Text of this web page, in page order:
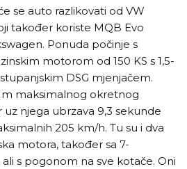
se auto razlikovati od VW
također koriste MQB Evo
Ponuda počinje s
motorom od 150 KS s 1,5-
DSG mjenjačem.
maksimalnog okretnog
njega ubrzava 9,3 sekunde
205 km/h. Tu su i dva
motora, također sa 7-
s pogonom na sve kotače. Oni